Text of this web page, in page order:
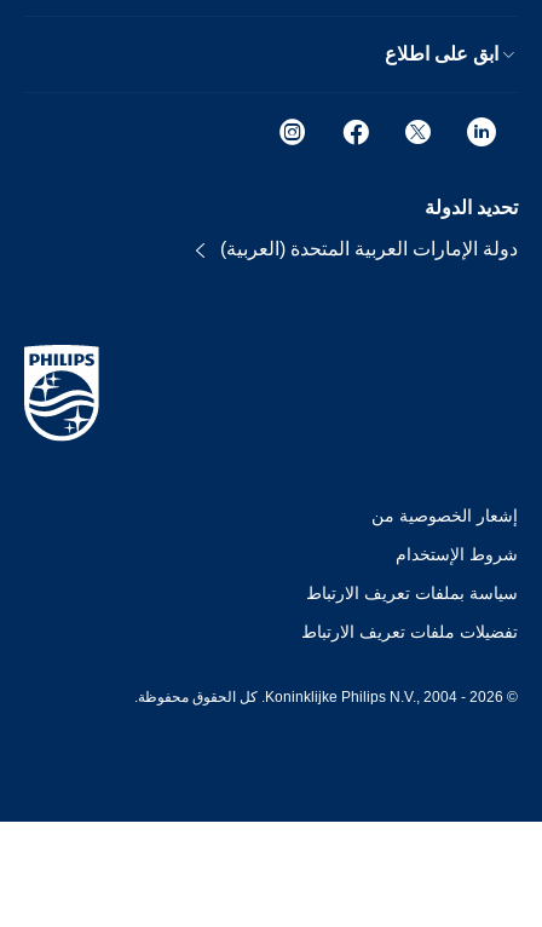
ابق على اطلاع
تحديد الدولة
دولة الإمارات العربية المتحدة (العربية)
إشعار الخصوصية من
شروط الإستخدام
سياسة بملفات تعريف الارتباط
تفضيلات ملفات تعريف الارتباط
© Koninklijke Philips N.V., 2004 - 2026. كل الحقوق محفوظة.